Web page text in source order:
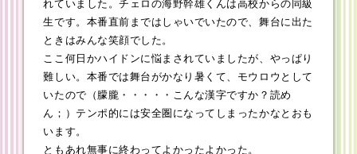
れていました。チェロの海野幹雄くんは高校からの同級
生です。本番直前まではしゃいでいたので、舞台に出た
ときはみんな笑顔でした。
ここ何日かハイドンに悩まされていましたが、やっぱり
難しい。本番では舞台がかなり暑くて、モウロウとして
いたので（朦朧・・・・・こんな漢字ですか？読め
ん；）テンポ的には安全圏になってしまったかなとおも
います。
ともあれ無事に終わってよかったよかった。